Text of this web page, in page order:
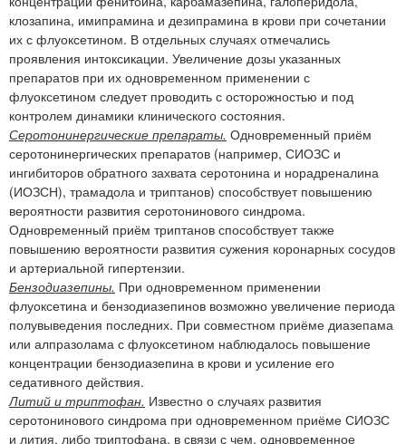
клозапина, имипрамина и дезипрамина в крови при сочетании
их с флуоксетином. В отдельных случаях отмечались
проявления интоксикации. Увеличение дозы указанных
препаратов при их одновременном применении с
флуоксетином следует проводить с осторожностью и под
контролем динамики клинического состояния.
Серотонинергические препараты. Одновременный приём
серотонинергических препаратов (например, СИОЗС и
ингибиторов обратного захвата серотонина и норадреналина
(ИОЗСН), трамадола и триптанов) способствует повышению
вероятности развития серотонинового синдрома.
Одновременный приём триптанов способствует также
повышению вероятности развития сужения коронарных сосудов
и артериальной гипертензии.
Бензодиазепины. При одновременном применении
флуоксетина и бензодиазепинов возможно увеличение периода
полувыведения последних. При совместном приёме диазепама
или алпразолама с флуоксетином наблюдалось повышение
концентрации бензодиазепина в крови и усиление его
седативного действия.
Литий и триптофан. Известно о случаях развития
серотонинового синдрома при одновременном приёме СИОЗС
и лития, либо триптофана, в связи с чем, одновременное